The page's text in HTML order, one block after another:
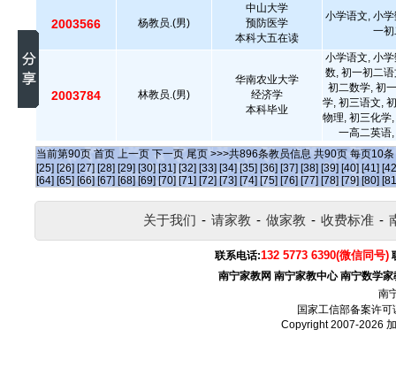
2003566 杨教员.(男)
中山大学
预防医学
本科大五在读
小学语文, 小
一
2003784 林教员.(男)
华南农业大学
经济学
本科毕业
小学语文, 小
数, 初一初二
初二数学, 初
学, 初三语文,
物理, 初三化学
一高二英语
当前第90页 首页 上一页 下一页 尾页 >>>共896条教员信息 共90页 每页10条
[25] [26] [27] [28] [29] [30] [31] [32] [33] [34] [35] [36] [37] [38] [39] [40] [41]
[64] [65] [66] [67] [68] [69] [70] [71] [72] [73] [74] [75] [76] [77] [78] [79] [80]
关于我们 - 请家教 - 做家教 - 收费标准 -
联系电话:132 5773 6390(微信同号)
南宁家教网 南宁家教中心 南宁数学家
南
国家工信部备案许可
Copyright 2007-2026